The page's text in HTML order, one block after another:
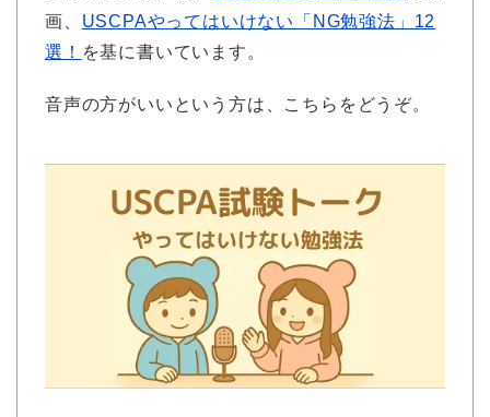
画、 USCPAやってはいけない「NG勉強法」12
選！ を基に書いています。
音声の方がいいという方は、こちらをどうぞ。